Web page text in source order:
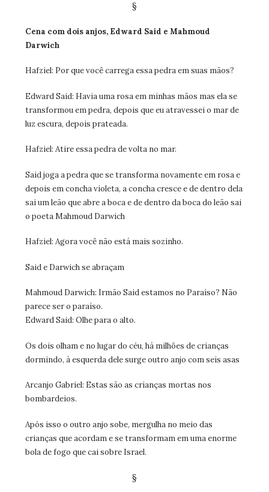
§
Cena com dois anjos, Edward Said e Mahmoud
Darwich
Hafziel: Por que você carrega essa pedra em suas mãos?
Edward Said: Havia uma rosa em minhas mãos mas ela se
transformou em pedra, depois que eu atravessei o mar de
luz escura, depois prateada.
Hafziel: Atire essa pedra de volta no mar.
Said joga a pedra que se transforma novamente em rosa e
depois em concha violeta, a concha cresce e de dentro dela
sai um leão que abre a boca e de dentro da boca do leão sai
o poeta Mahmoud Darwich
Hafziel: Agora você não está mais sozinho.
Said e Darwich se abraçam
Mahmoud Darwich: Irmão Said estamos no Paraíso? Não
parece ser o paraíso.
Edward Said: Olhe para o alto.
Os dois olham e no lugar do céu, há milhões de crianças
dormindo, à esquerda dele surge outro anjo com seis asas
Arcanjo Gabriel: Estas são as crianças mortas nos
bombardeios.
Após isso o outro anjo sobe, mergulha no meio das
crianças que acordam e se transformam em uma enorme
bola de fogo que cai sobre Israel.
§